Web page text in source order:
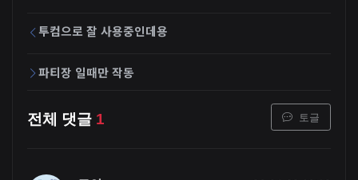
투컴으로 잘 사용중인데용
파티장 일때만 작동
전체 댓글 1 토글